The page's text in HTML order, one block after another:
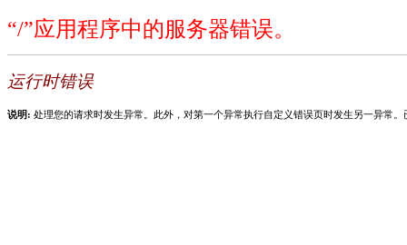
“/”应用程序中的服务器错误。
运行时错误
说明: 处理您的请求时发生异常。此外，对第一个异常执行自定义错误页时发生另一异常。